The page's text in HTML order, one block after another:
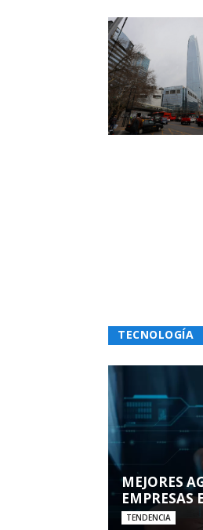
TECNOLOGÍA
MEJORES
EMPRESAS
TENDENCIA